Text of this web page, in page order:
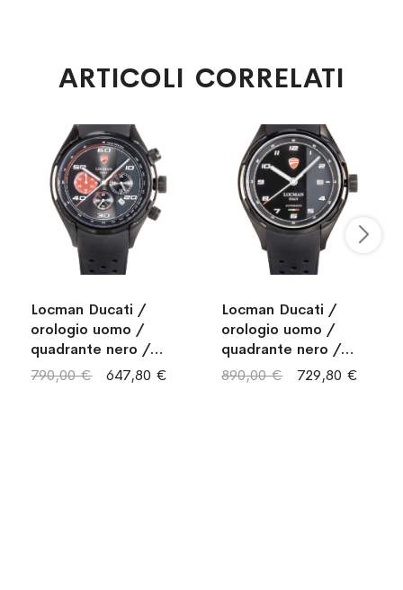
ARTICOLI CORRELATI
Locman Ducati /
orologio uomo /
quadrante nero /
cassa acciaio e PVD
nero / cinturino
647,80 €
790,00 €
Locman Ducati /
orologio uomo /
quadrante nero /
cassa acciaio e PVD
nero / cinturino
729,80 €
890,00 €